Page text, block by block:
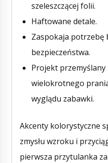
szeleszczącej folii.
Haftowane detale.
Zaspokaja potrzebę
bezpieczeństwa.
Projekt przemyślany
wielokrotnego
wyglądu zabawki.
Akcenty kolorystyczne
zmysłu wzroku i
pierwsza przytulanka